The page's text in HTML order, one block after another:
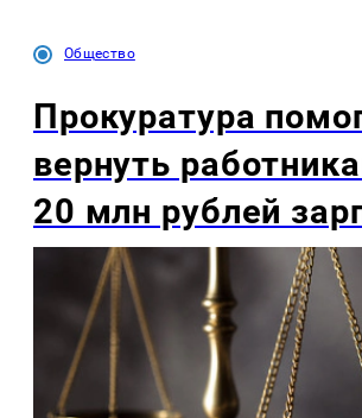
Общество
Прокуратура
вернуть
20 млн рублей